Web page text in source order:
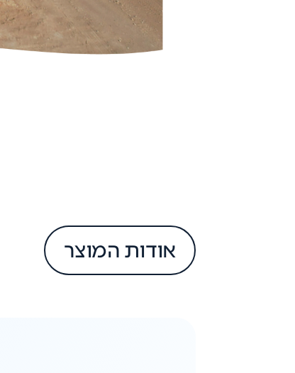
אודות המוצר